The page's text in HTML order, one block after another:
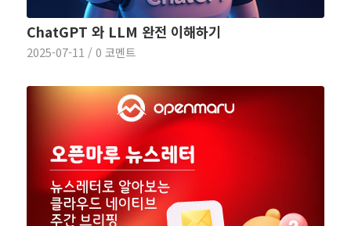
ChatGPT 와 LLM 완전 이해하기
2025-07-11 / 0 코멘트